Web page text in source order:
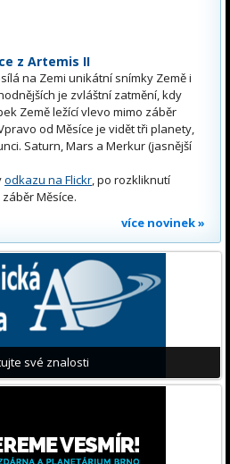
z Artemis II
na Zemi unikátní snímky Země i
je zvláštní zatmění, kdy
Země ležící vlevo mimo záběr
od Měsíce je vidět tři planety,
Saturn, Mars a Merkur (jasnější
odkazu na Flickr, po rozkliknutí
Měsíce.
více novinek »
své znalosti